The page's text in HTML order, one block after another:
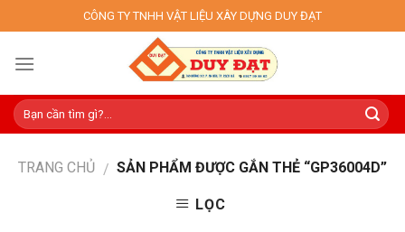
to
content
CÔNG TY TNHH VẬT LIỆU XÂY DỰNG DUY ĐẠT
TRANG CHỦ / SẢN PHẨM ĐƯỢC GẮN THẺ “GP36004D”
LỌC